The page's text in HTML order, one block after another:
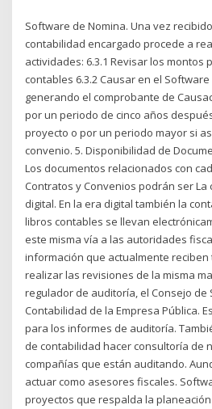
Software de Nomina. Una vez
contabilidad encargado procede a
actividades: 6.3.1 Revisar los montos
contables 6.3.2 Causar en el
generando el comprobante de
por un periodo de cinco años
proyecto o por un periodo mayor si
convenio. 5. Disponibilidad de
Los documentos relacionados con
Contratos y Convenios podrán ser
digital. En la era digital también la
libros contables se llevan
este misma vía a las autoridades
información que actualmente
realizar las revisiones de la misma
regulador de auditoría, el Consejo de
Contabilidad de la Empresa Pública.
para los informes de auditoría.
de contabilidad hacer consultoría de
compañías que están auditando.
actuar como asesores fiscales.
proyectos que respalda la